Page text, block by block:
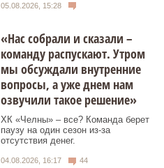
05.08.2026, 15:28
«Нас собрали и сказали –
команду распускают. Утром
мы обсуждали внутренние
вопросы, а уже днем нам
озвучили такое решение»
ХК «Челны» – все? Команда берет
паузу на один сезон из-за
отсутствия денег.
04.08.2026, 16:17 44